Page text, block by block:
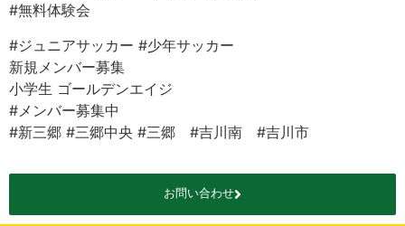
#無料体験会
#ジュニアサッカー #少年サッカー
新規メンバー募集
小学生 ゴールデンエイジ
#メンバー募集中
#新三郷 #三郷中央 #三郷 #吉川南 #吉川市
お問い合わせ